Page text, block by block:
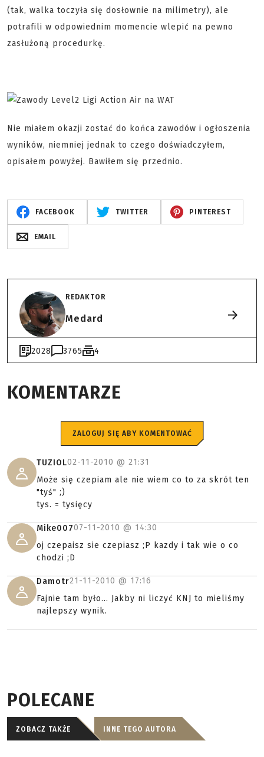
(tak, walka toczyła się dosłownie na milimetry), ale
potrafili w odpowiednim momencie wlepić na pewno
zasłużoną procedurkę.
Nie miałem okazji zostać do końca zawodów i ogłoszenia
wyników, niemniej jednak to czego doświadczyłem,
opisałem powyżej. Bawiłem się przednio.
FACEBOOK TWITTER PINTEREST
EMAIL
REDAKTOR
Medard
2028 3765 4
KOMENTARZE
ZALOGUJ SIĘ ABY KOMENTOWAĆ
TUZIOL02-11-2010 @ 21:31
Może się czepiam ale nie wiem co to za skrót ten
"tyś" ;)
tys. = tysięcy
Mike00707-11-2010 @ 14:30
oj czepaisz sie czepiasz ;P kazdy i tak wie o co
chodzi ;D
Damotr21-11-2010 @ 17:16
Fajnie tam było... Jakby ni liczyć KNJ to mieliśmy
najlepszy wynik.
POLECANE
ZOBACZ TAKŻE INNE TEGO AUTORA